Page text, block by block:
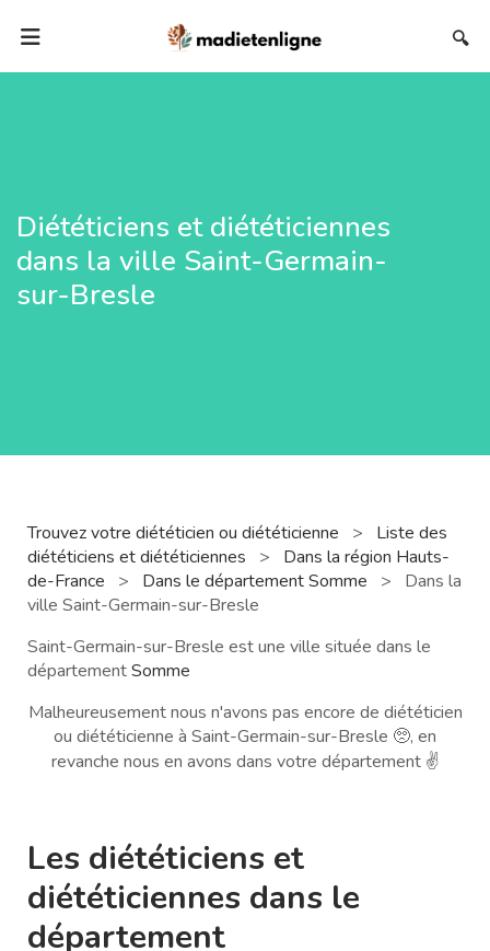
🔍
Diététiciens et diététiciennes
dans la ville Saint-Germain-
sur-Bresle
Trouvez votre diététicien ou diététicienne >
Liste des
diététiciens et diététiciennes
>
Dans la région Hauts-
de-France
> Dans le département Somme >
Dans la
ville Saint-Germain-sur-Bresle
Saint-Germain-sur-Bresle est une ville située dans le
départementSomme
Malheureusement nous n'avons pas encore de diététicien
ou diététicienne à Saint-Germain-sur-Bresle 🥺, en
revanche nous en avons dans votre département ✌️
Les diététiciens et
diététiciennes dans le
département